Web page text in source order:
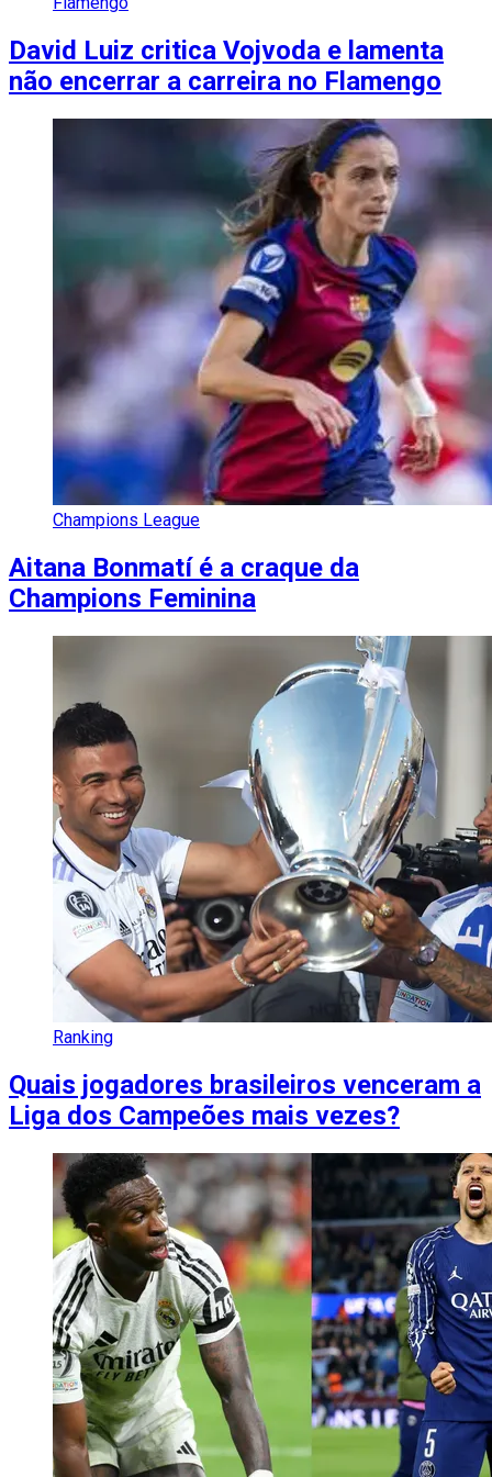
David Luiz critica Vojvoda e lamenta
não encerrar a carreira no Flamengo
Champions League
Aitana Bonmatí é a craque da
Champions Feminina
Ranking
Quais jogadores brasileiros venceram a
Liga dos Campeões mais vezes?